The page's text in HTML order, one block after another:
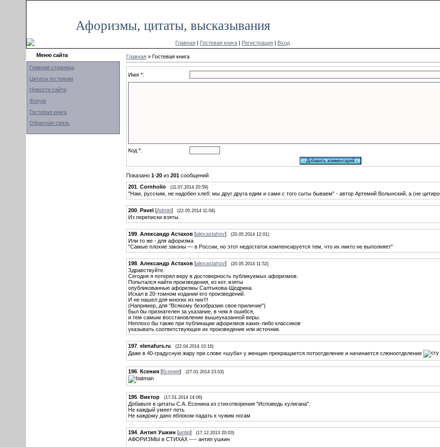
Афоризмы, цитаты, высказывания
Главная | Гостевая книга | Регистрация | Вход
Меню сайта
Главная страница
Цитаты по темам
Новости сайта
Форум
Гостевая книга
Обратная связь
Главная » Гостевая книга
Имя *:
Код *:
Показано 1-20 из 201 сообщений
201 Cornholio (11.07.2014 20:59)
"Нам, русским, не надобен хлеб: мы друг друга едим и сами с того сыты бываем" - автор Артемий Волынский, а (не
200 Pavel [Admin] (22.05.2014 11:04)
Из переписки взяты.
199 Александр Астахов [alexastahov] (20.05.2014 12:01)
Или то же - для афоризма
"Самые плохие законы — в России, но этот недостаток компенсируется тем, что их никто не выполняет"
198 Александр Астахов [alexastahov] (20.05.2014 11:52)
Здравствуйте.
Сегодня я потерял веру в достоверность публикуемых афоризмов.
Попытался найти произведения, из кот. взяты
опубликованные афоризмы Салтыкова-Щедрина.
Искал в 20-томном издании его произведений.
И не нашел для многих из них!!!
(Например, для "Всякому безобразию свое приличие")
Был бы признателен за указание, в чем я ошибся,
и тем самым восстановление вышеуказанной веры.
Неплохо бы также при публикации афоризмов каких-либо классиков
указывать соответствующее их произведение или источник.
197 elenafurs.ru (22.04.2014 10:16)
Даже в 40-градусную жару при слове «шуба» у женщин прекращается потоотделение и начинается слюноотделение
196 Ксения [Ксения] (27.01.2014 23:03)
195 Виктор (17.01.2014 14:06)
Добавьте в цитаты С.А. Есенина из стихотворения "Исповедь хулигана".
Не каждый умеет петь
Не каждому дано яблоком падать к чужим ногам
194 Антип Ушкин [antip] (17.12.2013 20:03)
АФОРИЗМЫ в СТИХАХ ---- антип ушкин